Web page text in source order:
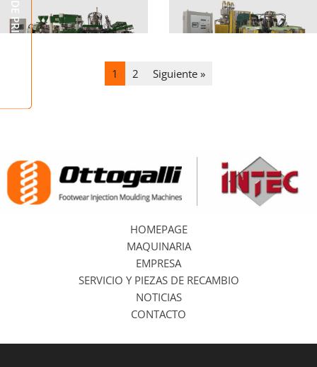
IT3 920 ST TS IT2 920 ST TS
IT2 920 ST IT2 550 ST
1 2 Siguiente »
HOMEPAGE
MAQUINARIA
EMPRESA
SERVICIO Y PIEZAS DE RECAMBIO
NOTICIAS
CONTACTO